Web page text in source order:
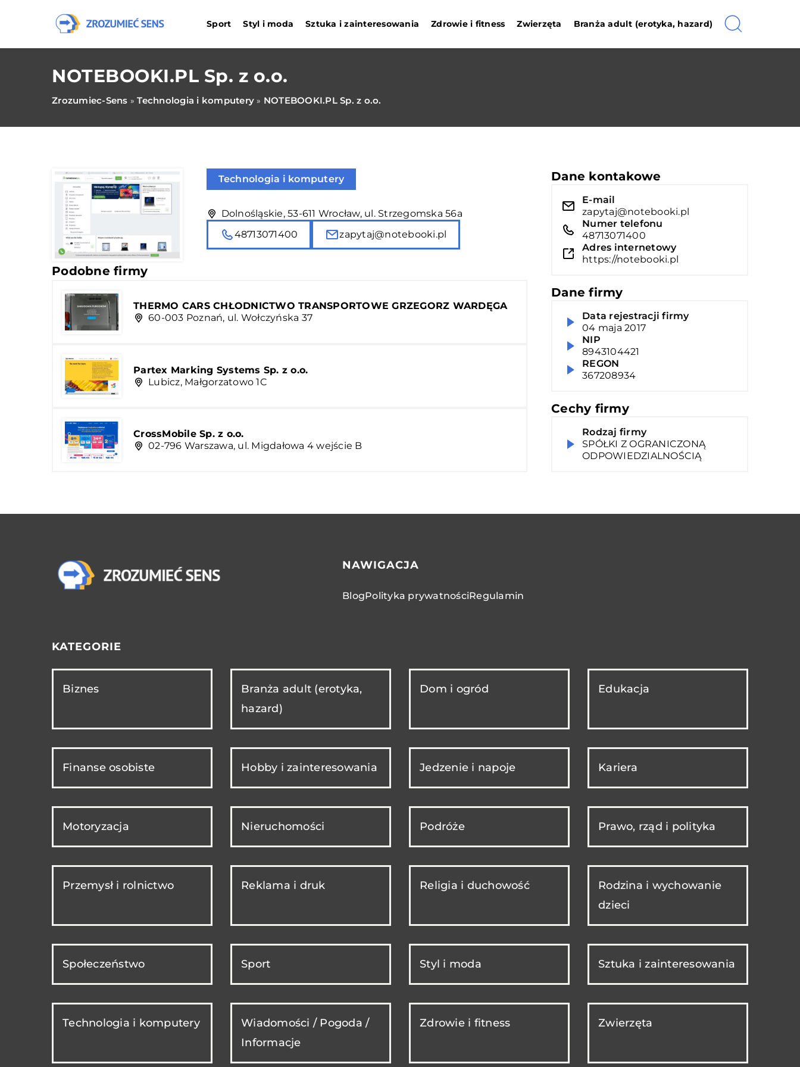
Sport Styl i moda Sztuka i zainteresowania Zdrowie i fitness Zwierzęta Branża adult (erotyka, hazard)
NOTEBOOKI.PL Sp. z o.o.
Zrozumiec-Sens »Technologia i komputery » NOTEBOOKI.PL Sp. z o.o.
Technologia i komputery
Dolnośląskie, 53-611 Wrocław, ul. Strzegomska 56a
48713071400
zapytaj@notebooki.pl
Podobne firmy
THERMO CARS CHŁODNICTWO TRANSPORTOWE GRZEGORZ WARDĘGA
60-003 Poznań, ul. Wołczyńska 37
Partex Marking Systems Sp. z o.o.
Lubicz, Małgorzatowo 1C
CrossMobile Sp. z o.o.
02-796 Warszawa, ul. Migdałowa 4 wejście B
Dane kontakowe
E-mail
zapytaj@notebooki.pl
Numer telefonu
48713071400
Adres internetowy
https://notebooki.pl
Dane firmy
Data rejestracji firmy
04 maja 2017
NIP
8943104421
REGON
367208934
Cechy firmy
Rodzaj firmy
SPÓŁKI Z OGRANICZONĄ
ODPOWIEDZIALNOŚCIĄ
NAWIGACJA
BlogPolityka prywatnościRegulamin
KATEGORIE
Biznes
Branża adult (erotyka,
hazard)
Dom i ogród Edukacja
Finanse osobiste Hobby i zainteresowania Jedzenie i napoje Kariera
Motoryzacja Nieruchomości Podróże Prawo, rząd i polityka
Przemysł i rolnictwo Reklama i druk Religia i duchowość
Rodzina i wychowanie
dzieci
Społeczeństwo Sport Styl i moda Sztuka i zainteresowania
Technologia i komputery
Wiadomości / Pogoda /
Informacje
Zdrowie i fitness Zwierzęta